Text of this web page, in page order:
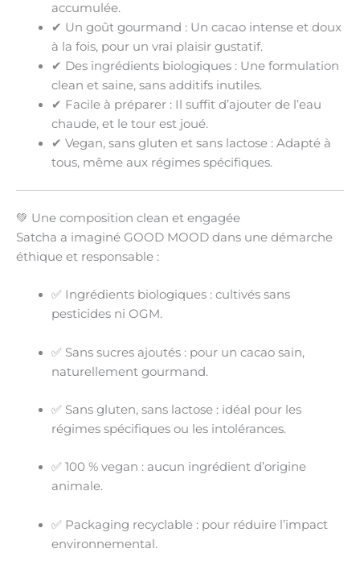
accumulée.
✔ Un goût gourmand : Un cacao intense et doux
à la fois, pour un vrai plaisir gustatif.
✔ Des ingrédients biologiques: Une formulation
clean et saine, sans additifs inutiles.
✔ Facile à préparer: Il suffit d’ajouter de l’eau
chaude, et le tour est joué.
✔ Vegan, sans gluten et sans lactose: Adapté à
tous, même aux régimes spécifiques.
💚 Une composition clean et engagée
Satcha a imaginé GOOD MOOD dans une démarche
éthique et responsable :
✅ Ingrédients biologiques: cultivés sans
pesticides ni OGM.
✅ Sans sucres ajoutés: pour un cacao sain,
naturellement gourmand.
✅ Sans gluten, sans lactose: idéal pour les
régimes spécifiques ou les intolérances.
✅ 100 % vegan : aucun ingrédient d’origine
animale.
✅ Packaging recyclable: pour réduire l’impact
environnemental.